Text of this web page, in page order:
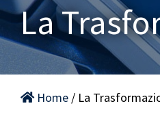
La
Home / La